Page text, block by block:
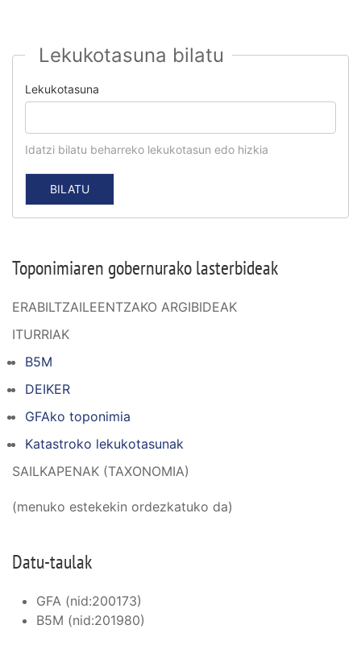
Lekukotasuna bilatu
Lekukotasuna
Idatzi bilatu beharreko lekukotasun edo hizkia
Toponimiaren gobernurako lasterbideak
ERABILTZAILEENTZAKO ARGIBIDEAK
ITURRIAK
B5M
DEIKER
GFAko toponimia
Katastroko lekukotasunak
SAILKAPENAK (TAXONOMIA)
(menuko estekekin ordezkatuko da)
Datu-taulak
GFA (nid:200173)
B5M (nid:201980)